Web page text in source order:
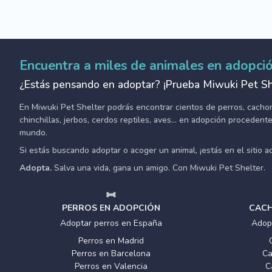
Encuentra a miles de animales en
¿Estás pensando en adoptar? ¡Prueba Miwuki Pet
En Miwuki Pet Shelter podrás encontrar cientos de perros,
chinchillas, jerbos, cerdos reptiles, aves... en adopción
mundo.
Si estás buscando adoptar o acoger un animal, ¡estás en el sitio
Adopta. Salva una vida, gana un amigo. Con Miwuki Pet Shelter.
PERROS EN ADOPCIÓN
Adoptar perros en España
Perros en Madrid
Perros en Barcelona
Perros en Valencia